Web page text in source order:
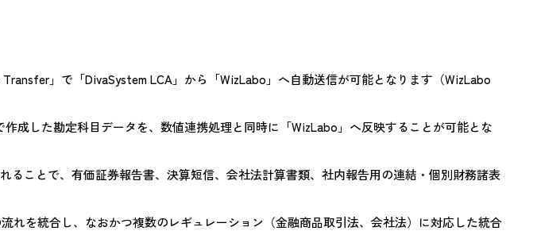
」で「DivaSystem LCA」から「WizLabo」へ自動送信が可能となります（WizLabo
成した勘定科目データを、数値連携処理と同時に「WizLabo」へ反映することが可能とな
ことで、有価証券報告書、決算短信、会社法計算書類、社内報告用の連結・個別財務諸表
を統合し、なおかつ複数のレギュレーション（金融商品取引法、会社法）に対応した統合